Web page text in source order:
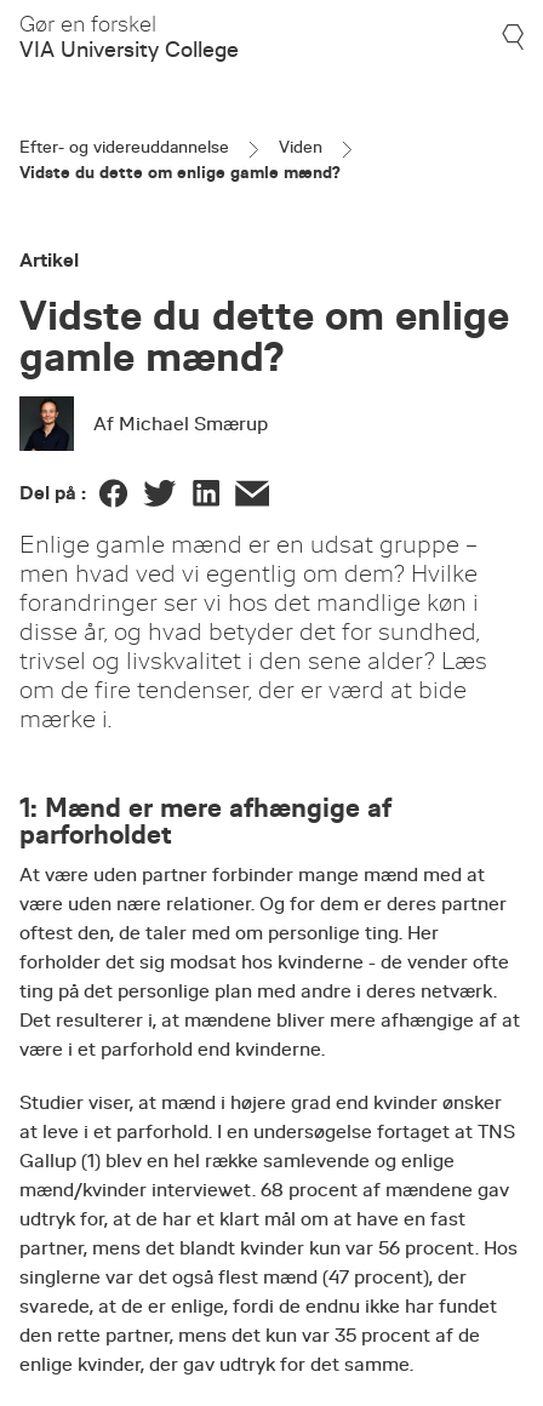
Gør en forskel
VIA University College
Efter- og videreuddannelse
Viden
Vidste du dette om enlige gamle mænd?
Artikel
Vidste du dette om enlige
gamle mænd?
Af Michael Smærup
Del på :
Enlige gamle mænd er en udsat gruppe –
men hvad ved vi egentlig om dem? Hvilke
forandringer ser vi hos det mandlige køn i
disse år, og hvad betyder det for sundhed,
trivsel og livskvalitet i den sene alder? Læs
om de fire tendenser, der er værd at bide
mærke i.
1: Mænd er mere afhængige af
parforholdet
At være uden partner forbinder mange mænd med at
være uden nære relationer. Og for dem er deres partner
oftest den, de taler med om personlige ting. Her
forholder det sig modsat hos kvinderne - de vender ofte
ting på det personlige plan med andre i deres netværk.
Det resulterer i, at mændene bliver mere afhængige af at
være i et parforhold end kvinderne.
Studier viser, at mænd i højere grad end kvinder ønsker
at leve i et parforhold. I en undersøgelse fortaget at TNS
Gallup (1) blev en hel række samlevende og enlige
mænd/kvinder interviewet. 68 procent af mændene gav
udtryk for, at de har et klart mål om at have en fast
partner, mens det blandt kvinder kun var 56 procent. Hos
singlerne var det også flest mænd (47 procent), der
svarede, at de er enlige, fordi de endnu ikke har fundet
den rette partner, mens det kun var 35 procent af de
enlige kvinder, der gav udtryk for det samme.